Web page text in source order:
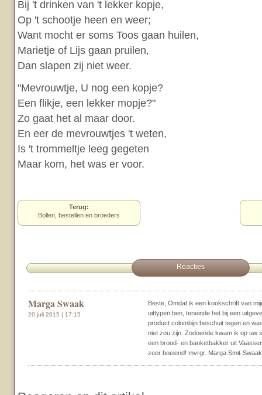
Bij 't drinken van 't lekker kopje,
Op 't schootje heen en weer;
Want mocht er soms Toos gaan huilen,
Marietje of Lijs gaan pruilen,
Dan slapen zij niet weer.
"Mevrouwtje, U nog een kopje?
Een flikje, een lekker mopje?"
Zo gaat het al maar door.
En eer de mevrouwtjes 't weten,
Is 't trommeltje leeg gegeten
Maar kom, het was er voor.
Terug:
Bollen, bestellen en broeders
Reacties
Marga Swaak
20 juli 2015 | 17:15
Beste, Omdat ik een kookschrift van
uittypen ben, teneinde het bij een
product colombijn beschuit tegen en
niet zou zijn. Zodoende kwam ik op uw
een brood- en banketbakker uit
zeer boeiend! mvrgr. Marga Smit-Swaak